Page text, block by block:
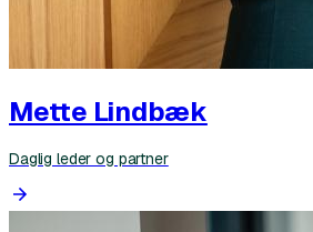
Mette Lindbæk
Daglig leder og partner